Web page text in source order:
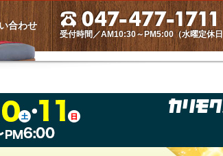
合わせ
受付時間／AM10:30～PM5:00（水曜定休日